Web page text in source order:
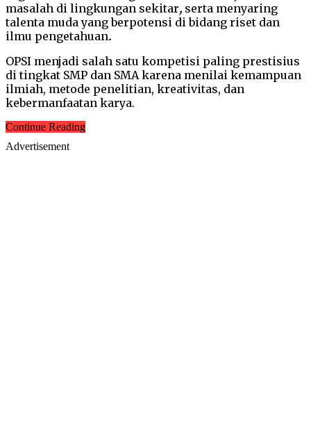
masalah di lingkungan sekitar, serta menyaring
talenta muda yang berpotensi di bidang riset dan
ilmu pengetahuan.
OPSI menjadi salah satu kompetisi paling prestisius
di tingkat SMP dan SMA karena menilai kemampuan
ilmiah, metode penelitian, kreativitas, dan
kebermanfaatan karya.
Continue Reading
Advertisement